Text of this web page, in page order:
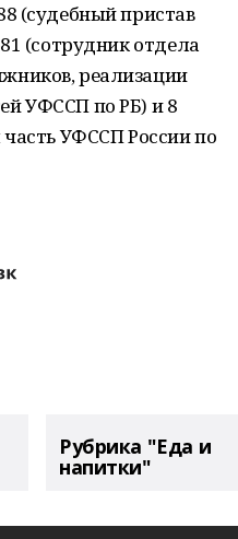
(судебный пристав
(сотрудник отдела
реализации
УФССП по РБ) и 8
УФССП России по
Рубрика "Еда и
напитки"